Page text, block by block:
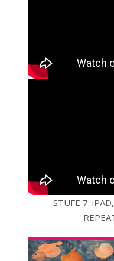
STUFE 7: